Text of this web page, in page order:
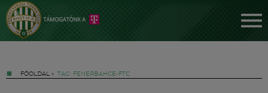
FŐOLDAL » TAG: FENERBAHCE-FTC